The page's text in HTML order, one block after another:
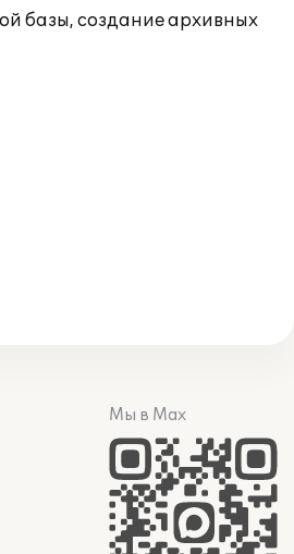
базы, создание архивных
Мы в Max